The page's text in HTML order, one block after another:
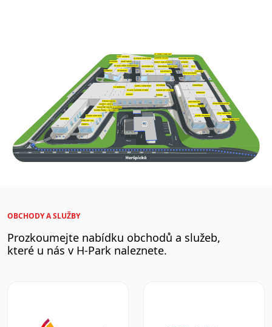
KÄRCHER
PODLAHY XXL
PODETA
HANÁK CENTRUM
DVEŘE PRÜM – ALTORESS
FINSKÁ SAUNA
ZÁVĚSY VESTA
KUCHYNĚ VÁLEK & KAČENA
TS BOHEMIA
KASKO
PLAZA FASHION STORE
SAPELI CENTRUM
KOUPELNY SYROVÝ
VETERINA
PIEDRA
DVEŘE ŠIMBERA
LUMOS LIGHTING
GASTROFANS
MEDICCO
PROCERAM
SCHACHERMAYER
JELÍNEK NÁBYTEK
JECH NÁBYTEK
WOODICA SPAHOUSE
MUSHGO
BLACKLADER WORKWEAR
W&W HOME
SVĚT SPÁNKU
KLÍČOVÉ CENTRUM
KÁVOVNÍK.CZ
NATUZZI
MOJEKOLO
OBCHŮDEK MATÝSEK
BARVY SAN MARCO
GARDEN SPACE
ST PROFI PODLAHY
ATRIUM
HI-OIL
MPO MATRACE
DIAMOND DESIGN
EFIX
LAMARK
OBCHODY A SLUŽBY
Prozkoumejte nabídku obchodů a služeb,
které u nás v H-Park naleznete.